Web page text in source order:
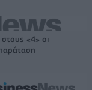
«4» οι